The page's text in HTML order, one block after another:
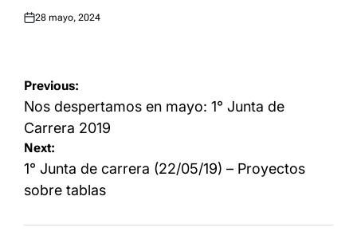
Posted
28 mayo, 2024
Navegación
de
entradas
Previous:
Nos despertamos en mayo: 1° Junta de
Carrera 2019
Next:
1° Junta de carrera (22/05/19) – Proyectos
sobre tablas